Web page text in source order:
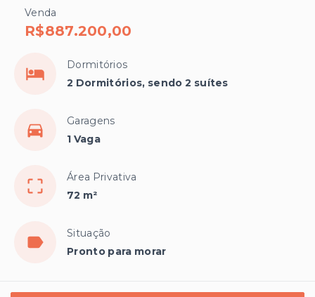
Venda
R$887.200,00
Dormitórios
2 Dormitórios, sendo 2 suítes
Garagens
1 Vaga
Área Privativa
72 m²
Situação
Pronto para morar